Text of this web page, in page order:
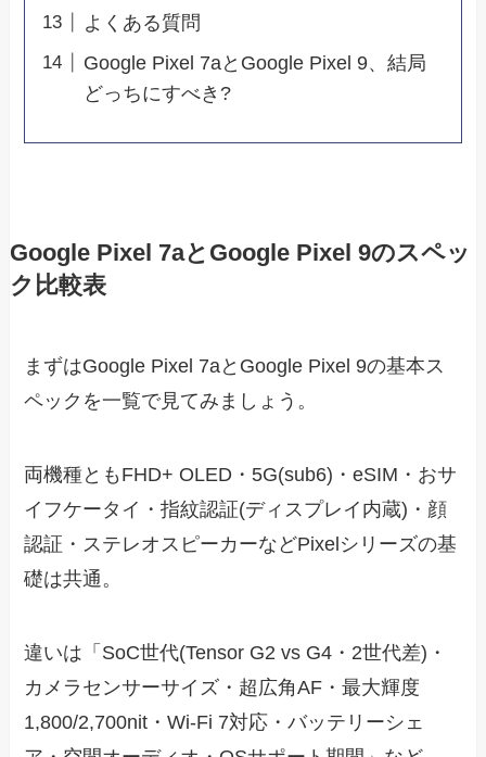
よくある質問
Google Pixel 7aとGoogle Pixel 9、結局
どっちにすべき?
Google Pixel 7aとGoogle Pixel 9のスペッ
ク比較表
まずはGoogle Pixel 7aとGoogle Pixel 9の基本ス
ペックを一覧で見てみましょう。
両機種ともFHD+ OLED・5G(sub6)・eSIM・おサ
イフケータイ・指紋認証(ディスプレイ内蔵)・顔
認証・ステレオスピーカーなどPixelシリーズの基
礎は共通。
違いは「SoC世代(Tensor G2 vs G4・2世代差)・
カメラセンサーサイズ・超広角AF・最大輝度
1,800/2,700nit・Wi-Fi 7対応・バッテリーシェ